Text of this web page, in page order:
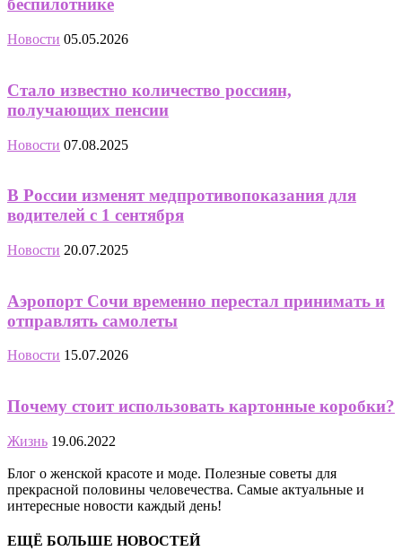
беспилотнике
Новости 05.05.2026
Стало известно количество россиян,
получающих пенсии
Новости 07.08.2025
В России изменят медпротивопоказания для
водителей с 1 сентября
Новости 20.07.2025
Аэропорт Сочи временно перестал принимать и
отправлять самолеты
Новости 15.07.2026
Почему стоит использовать картонные коробки?
Жизнь 19.06.2022
Блог о женской красоте и моде. Полезные советы для
прекрасной половины человечества. Самые актуальные и
интересные новости каждый день!
ЕЩЁ БОЛЬШЕ НОВОСТЕЙ